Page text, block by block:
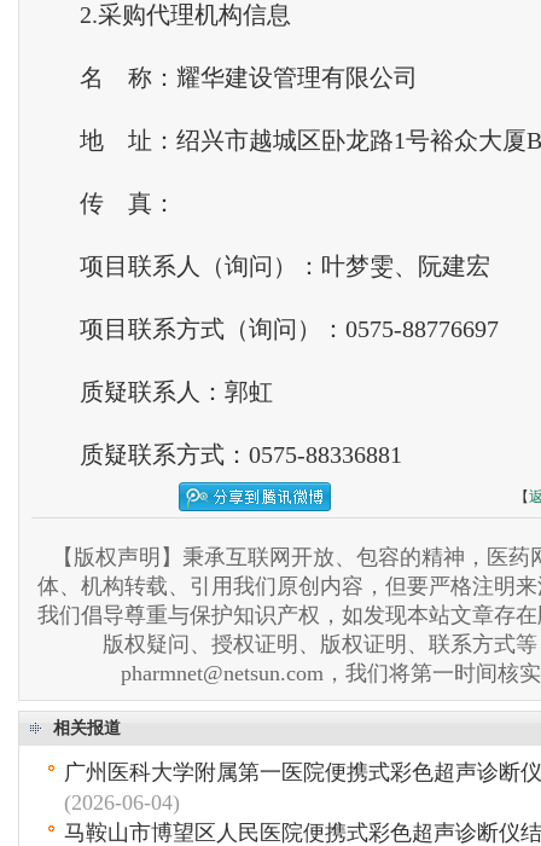
2.采购代理机构信息
名 称：耀华建设管理有限公司
地 址：绍兴市越城区卧龙路1号裕众大厦B
传 真：
项目联系人（询问）：叶梦雯、阮建宏
项目联系方式（询问）：0575-88776697
质疑联系人：郭虹
质疑联系方式：0575-88336881
【
【版权声明】秉承互联网开放、包容的精神，医药
体、机构转载、引用我们原创内容，但要严格注明
我们倡导尊重与保护知识产权，如发现本站文章存
版权疑问、授权证明、版权证明、联系方式
pharmnet@netsun.com，我们将第一时间核
相关报道
广州医科大学附属第一医院便携式彩色超声诊断
(2026-06-04)
马鞍山市博望区人民医院便携式彩色超声诊断仪